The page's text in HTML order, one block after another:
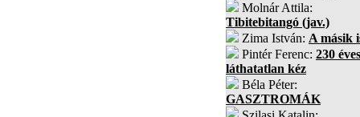
Molnár Attila:
Tibitebitangó (jav.)
Zima István: A másik
Pintér Ferenc: 230
láthatatlan kéz
Béla Péter:
GASZTROMÁK